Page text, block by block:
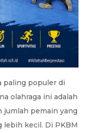
paling populer di
olahraga ini adalah
jumlah pemain yang
lebih kecil. Di PKBM